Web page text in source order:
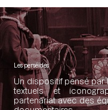
Les perséides
Un dispositif pensé par
textuels et
partenariat avec des